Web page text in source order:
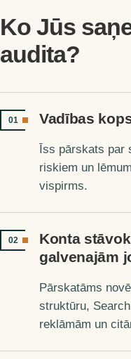
Ko Jūs
audita?
01 Vadības
Īss pārskats par
riskiem un
vispirms.
02
Konta
galvenajām
Pārskatāms
struktūru,
reklāmām un